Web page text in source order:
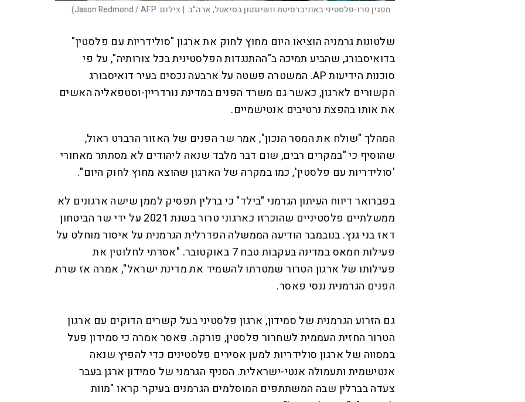
מפגין פרו-פלסטיני באוניברסיטת וושינגטון בסיאטל, ארה"ב. | צילום:Jason Redmond / AFP)
שלטונות גרמניה הוציאו היום מחוץ לחוק את ארגון "סולידריות עם פלסטין"
בדואיסבורג, שהביע תמיכה ב"ההתנגדות הפלסטינית בכל צורותיה", על פי
סוכנות הידיעות AP. המשטרה פשטה על ארבעה נכסים בעיר דואיסבורג
הקשורים לארגון, כאשר גם משרד הפנים במדינת נורדריין-וסטפאליה האשים
את אותו בהפצת נרטיבים אנטישמיים.
המהלך "שולח את המסר הנכון", אמר שר הפנים של האזור הרברט ראול,
שהוסיף כי "במקרים רבים, שום דבר מלבד שנאה ליהודים לא מסתתר מאחורי
'סולידריות עם פלסטין', כמו במקרה של הארגון שהוצא מחוץ לחוק היום".
בפברואר דיווח העיתון הגרמני "בילד" כי ברלין תפסיק לממן שישה ארגונים לא
ממשלתיים פלסטיניים שהוכרזו כארגוני טרור בשנת 2021 על ידי שר הביטחון
דאז בני גנץ. בנובמבר הודיעה הממשלה הפדרלית הגרמנית על איסור מוחלט על
פעילות חמאס במדינה בעקבות טבח 7 באוקטובר. "אסרתי לחלוטין את
פעילותו של ארגון הטרור שמטרתו להשמיד את מדינת ישראל", אמרה אז שרת
הפנים הגרמנית ננסי פאסר.
גם הזרוע הגרמנית של סמידון, ארגון פלסטיני בעל קשרים הדוקים עם ארגון
הטרור החזית העממית לשחרור פלסטין, פורקה. פאסר אמרה כי סמידון פעל
במסווה של ארגון סולידריות למען אסירים פלסטינים כדי להפיץ שנאה
אנטישמית ותעמולה אנטי-ישראלית. הסניף הגרמני של סמידון ארגן בעבר
צעדה בברלין שבה המשתתפים המוסלמים הגרמנים בעיקר קראו "מוות